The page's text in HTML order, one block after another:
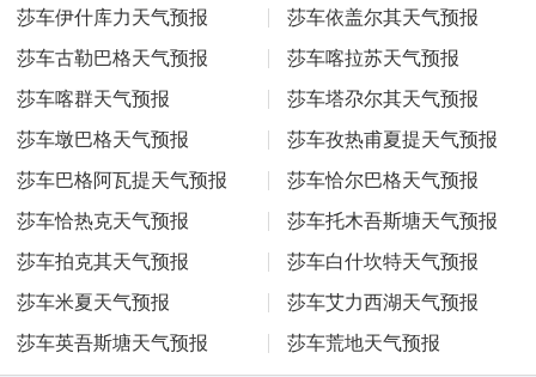
莎车伊什库力天气预报
莎车依盖尔其天气预报
莎车古勒巴格天气预报
莎车喀拉苏天气预报
莎车喀群天气预报
莎车塔尕尔其天气预报
莎车墩巴格天气预报
莎车孜热甫夏提天气预报
莎车巴格阿瓦提天气预报
莎车恰尔巴格天气预报
莎车恰热克天气预报
莎车托木吾斯塘天气预报
莎车拍克其天气预报
莎车白什坎特天气预报
莎车米夏天气预报
莎车艾力西湖天气预报
莎车英吾斯塘天气预报
莎车荒地天气预报